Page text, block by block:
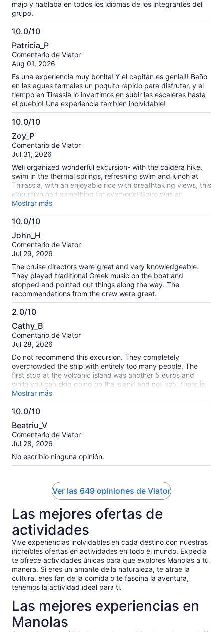
majo y hablaba en todos los idiomas de los integrantes del
grupo.
10.0/10
10.0
de
10
Patricia_P
Comentario de Viator
Aug 01, 2026
Es una experiencia muy bonita! Y el capitán es genial!! Baño
en las aguas termales un poquito rápido para disfrutar, y el
tiempo en Tirassia lo invertimos en subir las escaleras hasta
el pueblo! Una experiencia también inolvidable!
10.0/10
10.0
de
10
Zoy_P
Comentario de Viator
Jul 31, 2026
Well organized wonderful excursion- with the caldera hike,
swim in the thermal springs, refreshing swim and lunch at
Thirassia, with an enjoyable ride with breathtaking views, this
excursion had something for everyone! Spiro was an
exceptional multi-lingual guide, informative, kind, and funny!
Our whole family loved it!
Mostrar más
10.0/10
10.0
de
10
John_H
Comentario de Viator
Jul 29, 2026
The cruise directors were great and very knowledgeable.
They played traditional Greek music on the boat and
stopped and pointed out things along the way. The
recommendations from the crew were great.
2.0/10
2.0
de
10
Cathy_B
Comentario de Viator
Jul 28, 2026
Do not recommend this excursion. They completely
overcrowded the ship with entirely too many people. The
first stop at the volcanic island was another 5 euros and
while you can skip going on the island and not pay, there is
absolutely nothing else to do except sit on the boat for 2 hrs.
We did go in. It was very boring - literally a bunch of rocks.
The second stop at the hot springs was fun but it was only
lunch and ice cream. The excursion takes way more than 6
hrs if you need pick up and drop off. We had to wait like 44
mins before we got off the boat and on the bus to go back.
We were a family of 4 with 2 teen boys. We could have
skipped this one.
Mostrar más
10.0/10
10.0
de
10
Beatriu_V
Comentario de Viator
Jul 28, 2026
No escribió ninguna opinión.
Ver las 649 opiniones de Viator
Las mejores ofertas de
actividades
Vive experiencias inolvidables en cada destino con nuestras
increíbles ofertas en actividades en todo el mundo. Expedia
te ofrece actividades únicas para que explores Manolas a tu
manera. Si eres un amante de la naturaleza, te atrae la
cultura, eres fan de la comida o te fascina la aventura,
tenemos la actividad ideal para ti.
Las mejores experiencias en
Manolas